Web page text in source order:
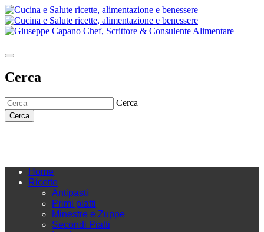
Cerca
Cerca
Cerca
Home
Ricette
Antipasti
Primi piatti
Minestre e Zuppe
Secondi Piatti